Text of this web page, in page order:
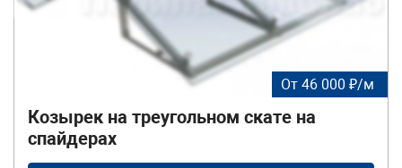
От 46 000 ₽/м
Козырек на треугольном скате на
спайдерах